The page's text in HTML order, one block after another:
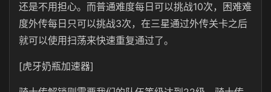
还是不用担心。而普通难度每日可以挑战10次，困难难
度外传每日只可以挑战3次，在三星通过外传关卡之后
就可以使用扫荡来快速重复通过了。
[虎牙奶瓶加速器]